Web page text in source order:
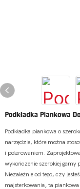
Podkładka Piankowa
Podkładka piankowa o
narzędzie, które można
i polerowaniem.
wykończenie szerokiej
Niezależnie od tego, czy
majsterkowania, ta